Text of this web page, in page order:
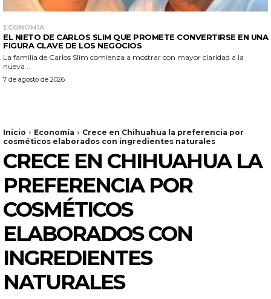
ECONOMÍA
EL NIETO DE CARLOS SLIM QUE PROMETE CONVERTIRSE EN UNA
FIGURA CLAVE DE LOS NEGOCIOS
La familia de Carlos Slim comienza a mostrar con mayor claridad a la
nueva...
7 de agosto de 2026